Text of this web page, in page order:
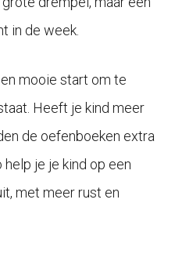
in de week.
mooie start om te
Heeft je kind meer
de oefenboeken extra
je je kind op een
met meer rust en